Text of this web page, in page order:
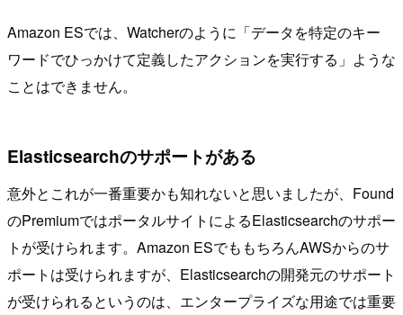
Amazon ESでは、Watcherのように「データを特定のキー
ワードでひっかけて定義したアクションを実行する」ような
ことはできません。
Elasticsearchのサポートがある
意外とこれが一番重要かも知れないと思いましたが、Found
のPremiumではポータルサイトによるElasticsearchのサポー
トが受けられます。Amazon ESでももちろんAWSからのサ
ポートは受けられますが、Elasticsearchの開発元のサポート
が受けられるというのは、エンタープライズな用途では重要